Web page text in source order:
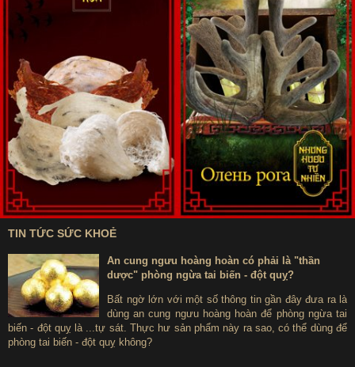
người tiêu dùng
Công dụng của an cung ngưu được đánh giá cao.
An cung ngưu Hàn Quốc - giữ trọn niềm vui
Hãng sản xuất: Thương hiệu danh tiếng Công ty dược phẩm
Kwangdong – Hàn Quốc.
Công ty Kwang Dong được thành lập từ năm 1963, chính thức
được công nhận đạt tiêu chuẩn GMP Hàn Quốc từ năm 1992 và
trở thành mô hình nhà máy xanh điển hình tại Hàn Quốc. Năm
1996, Kwangdong vinh dự được nhận huy chương Mokryeon (do
Bộ Y tế và Phúc lợi trao tặng). Năm 2011, Kwangdong nhận được
giải thưởng xuất sắc nhất tại Lễ trao giải kinh doanh đạo đức lần
TIN TỨC SỨC KHOẺ
An cung ngưu hoàng hoàn có phải là "thần
dược" phòng ngừa tai biến - đột quỵ?
Bất ngờ lớn với một số thông tin gần đây đưa ra là
dùng an cung ngưu hoàng hoàn để phòng ngừa tai
biến - đột quỵ là ...tự sát. Thực hư sản phẩm này ra sao, có thể dùng để
phòng tai biến - đột quỵ không?